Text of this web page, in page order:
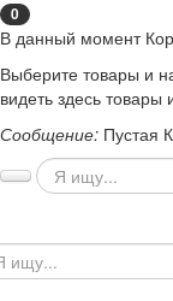
0
В данный момент
Выберите товары и
видеть здесь
Сообщение: Пустая